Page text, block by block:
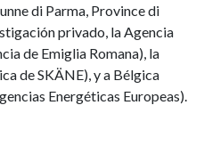
di Parma, Province di
privado, la Agencia
de Emiglia Romana), la
de SKÄNE), y a Bélgica
Energéticas Europeas).